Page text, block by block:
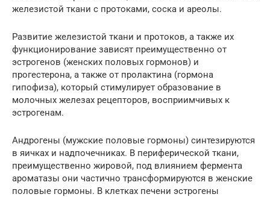
железистой ткани с протоками, соска и ареолы.
Развитие железистой ткани и протоков, а также их
функционирование зависят преимущественно от
эстрогенов (женских половых гормонов) и
прогестерона, а также от пролактина (гормона
гипофиза), который стимулирует образование в
молочных железах рецепторов, восприимчивых к
эстрогенам.
Андрогены (мужские половые гормоны) синтезируются
в яичках и надпочечниках. В периферической ткани,
преимущественно жировой, под влиянием фермента
ароматазы они частично трансформируются в женские
половые гормоны. В клетках печени эстрогены